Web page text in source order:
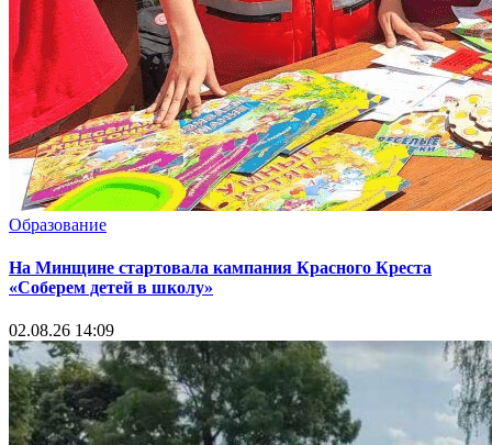
Образование
На Минщине стартовала кампания Красного Креста
«Соберем детей в школу»
02.08.26 14:09